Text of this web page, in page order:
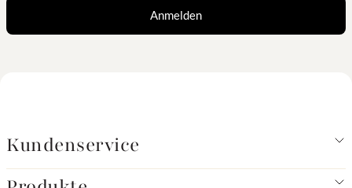
Anmelden
Kundenservice